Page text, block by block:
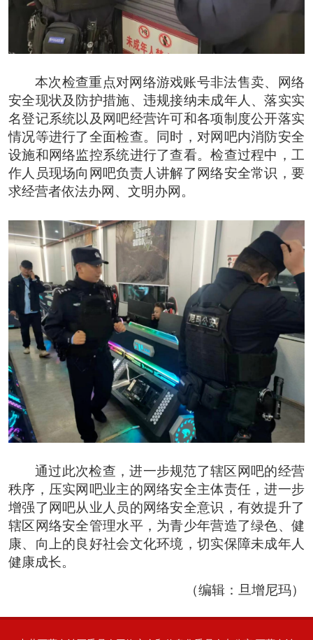
本次检查重点对网络游戏账号非法售卖、网络
安全现状及防护措施、违规接纳未成年人、落实实
名登记系统以及网吧经营许可和各项制度公开落实
情况等进行了全面检查。同时，对网吧内消防安全
设施和网络监控系统进行了查看。检查过程中，工
作人员现场向网吧负责人讲解了网络安全常识，要
求经营者依法办网、文明办网。
通过此次检查，进一步规范了辖区网吧的经营
秩序，压实网吧业主的网络安全主体责任，进一步
增强了网吧从业人员的网络安全意识，有效提升了
辖区网络安全管理水平，为青少年营造了绿色、健
康、向上的良好社会文化环境，切实保障未成年人
健康成长。
（编辑：旦增尼玛）